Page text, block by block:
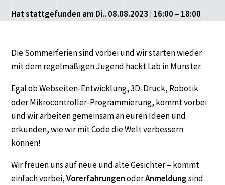
Hat stattgefunden am Di.. 08.08.2023 | 16:00 – 18:00
Die Sommerferien sind vorbei und wir starten wieder
mit dem regelmäßigen Jugend hackt Lab in Münster.
Egal ob Webseiten-Entwicklung, 3D-Druck, Robotik
oder Mikrocontroller-Programmierung, kommt vorbei
und wir arbeiten gemeinsam an euren Ideen und
erkunden, wie wir mit Code die Welt verbessern
können!
Wir freuen uns auf neue und alte Gesichter – kommt
einfach vorbei,VorerfahrungenoderAnmeldungsind